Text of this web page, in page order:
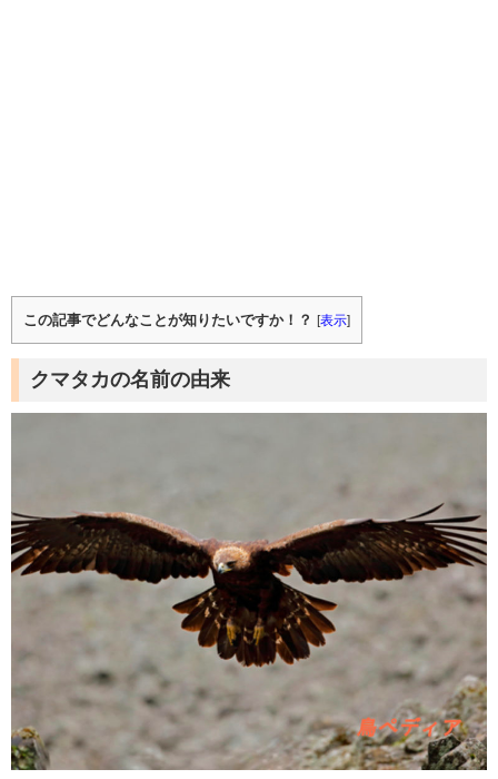
この記事でどんなことが知りたいですか！？ [表示]
クマタカの名前の由来